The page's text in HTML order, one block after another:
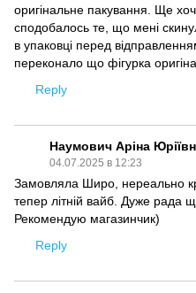
оригінальне пакування. Ще
сподобалось те, що мені
в упаковці перед
переконало що фігурка
Reply
Наумович Аріна
04.07.2025 в 12:23
Замовляла Широ, нереально
тепер літній вайб. Дуже рада
Рекомендую магазинчик)
Reply